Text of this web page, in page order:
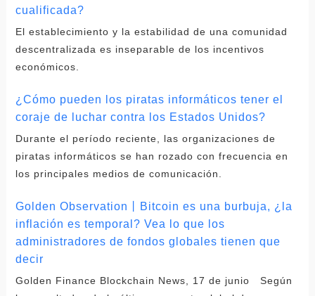
cualificada?
El establecimiento y la estabilidad de una comunidad
descentralizada es inseparable de los incentivos
económicos.
¿Cómo pueden los piratas informáticos tener el
coraje de luchar contra los Estados Unidos?
Durante el período reciente, las organizaciones de
piratas informáticos se han rozado con frecuencia en
los principales medios de comunicación.
Golden Observation丨Bitcoin es una burbuja, ¿la
inflación es temporal? Vea lo que los
administradores de fondos globales tienen que
decir
Golden Finance Blockchain News, 17 de junio Según